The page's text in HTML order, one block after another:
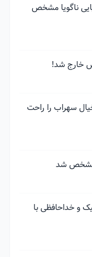
ناگویا مشخص
خارج شد!
سهراب را راحت
مشخص شد
و خداحافظی با